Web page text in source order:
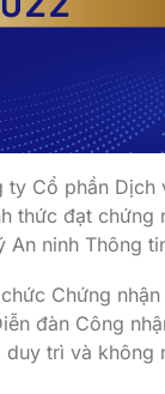
Cổ phần Dịch
thức đạt chứng
An ninh Thông
Chứng
đàn Công
trì và